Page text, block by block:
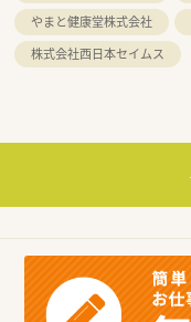
やまと健康堂株式会社
株式会社西日本セイムス